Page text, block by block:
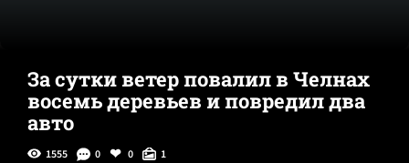
За сутки ветер повалил в Челнах
восемь деревьев и повредил два
авто
1555 0 0 1